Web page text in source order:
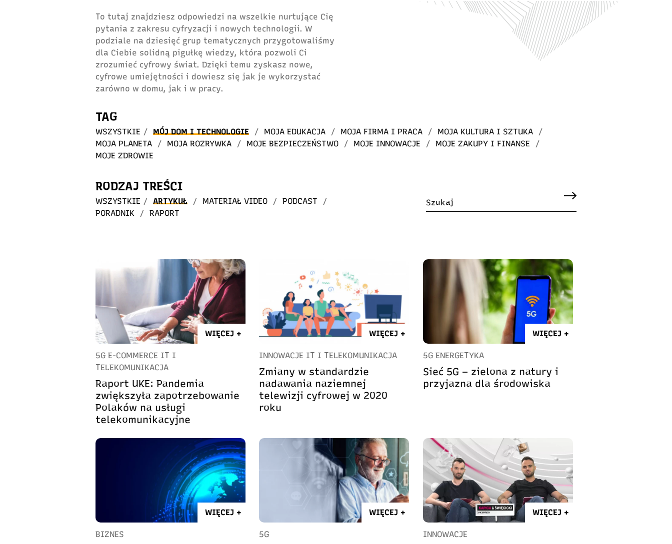
To tutaj znajdziesz odpowiedzi na wszelkie nurtujące Cię
pytania z zakresu cyfryzacji i nowych technologii. W
podziale na dziesięć grup tematycznych przygotowaliśmy
dla Ciebie solidną pigułkę wiedzy, która pozwoli Ci
zrozumieć cyfrowy świat. Dzięki temu zyskasz nowe,
cyfrowe umiejętności i dowiesz się jak je wykorzystać
zarówno w domu, jak i w pracy.
TAG
WSZYSTKIE / MÓJ DOM I TECHNOLOGIE / MOJA EDUKACJA / MOJA FIRMA I PRACA / MOJA KULTURA I SZTUKA
/
MOJA PLANETA
/ MOJA ROZRYWKA / MOJE BEZPIECZEŃSTWO / MOJE INNOWACJE / MOJE ZAKUPY I FINANSE
/
MOJE ZDROWIE
RODZAJ TREŚCI
WSZYSTKIE / ARTYKUŁ / MATERIAŁ VIDEO / PODCAST
/
PORADNIK
/ RAPORT
WIĘCEJ +
5G E-COMMERCE IT I
TELEKOMUNIKACJA
Raport UKE: Pandemia
zwiększyła zapotrzebowanie
Polaków na usługi
telekomunikacyjne
WIĘCEJ +
INNOWACJE IT I TELEKOMUNIKACJA
Zmiany w standardzie
nadawania naziemnej
telewizji cyfrowej w 2020
roku
WIĘCEJ +
5G ENERGETYKA
Sieć 5G – zielona z natury i
przyjazna dla środowiska
WIĘCEJ +
BIZNES
WIĘCEJ +
5G
WIĘCEJ +
INNOWACJE